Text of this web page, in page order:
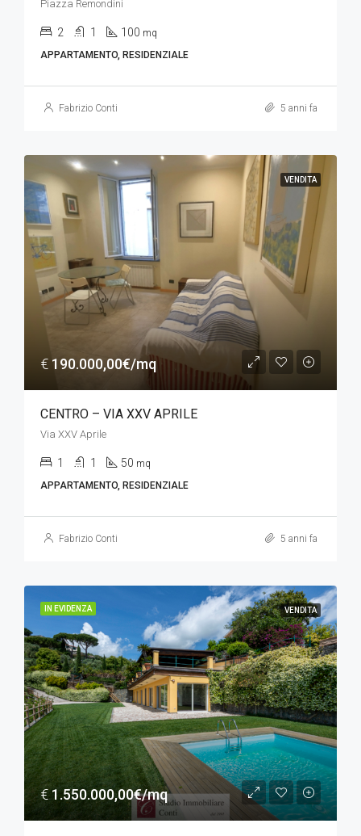
Piazza Remondini
2 1 100 mq
APPARTAMENTO, RESIDENZIALE
Fabrizio Conti 5 anni fa
VENDITA
€ 190.000,00€/mq
CENTRO – VIA XXV APRILE
Via XXV Aprile
1 1 50 mq
APPARTAMENTO, RESIDENZIALE
Fabrizio Conti 5 anni fa
IN EVIDENZA VENDITA
€1.550.000,00€/mq